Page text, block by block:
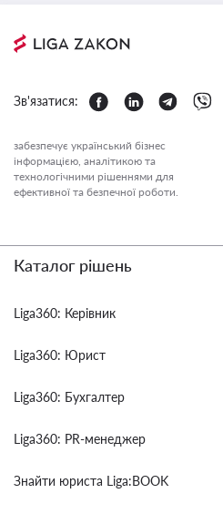
Зв'язатися:
забезпечує український бізнес
інформацією, аналітикою та
технологічними рішеннями для
ефективної та безпечної роботи.
Каталог рішень
Liga360: Керівник
Liga360: Юрист
Liga360: Бухгалтер
Liga360: PR-менеджер
Знайти юриста Liga:BOOK